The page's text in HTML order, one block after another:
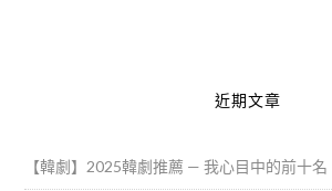
近期文章
【韓劇】2025韓劇推薦 — 我心目中的前十名